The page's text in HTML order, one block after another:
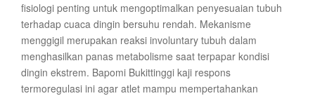
fisiologi penting untuk mengoptimalkan penyesuaian tubuh
terhadap cuaca dingin bersuhu rendah. Mekanisme
menggigil merupakan reaksi involuntary tubuh dalam
menghasilkan panas metabolisme saat terpapar kondisi
dingin ekstrem. Bapomi Bukittinggi kaji respons
termoregulasi ini agar atlet mampu mempertahankan